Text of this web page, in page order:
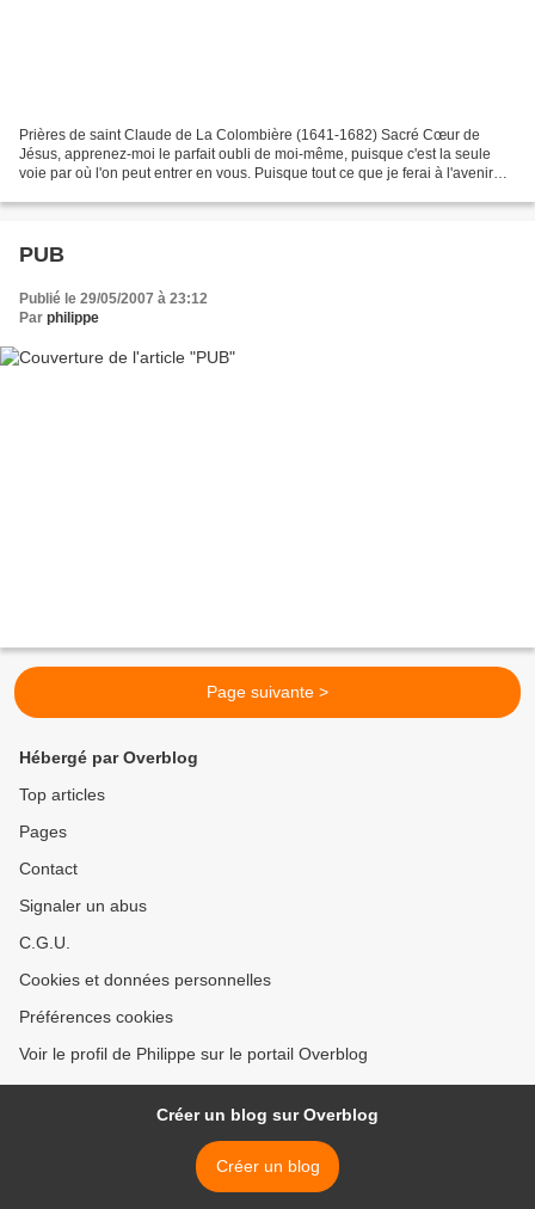
Prières de saint Claude de La Colombière (1641-1682) Sacré Cœur de
Jésus, apprenez-moi le parfait oubli de moi-même, puisque c'est la seule
voie par où l'on peut entrer en vous. Puisque tout ce que je ferai à l'avenir
PUB
Publié le 29/05/2007 à 23:12
Par philippe
Page suivante >
Hébergé par Overblog
Top articles
Pages
Contact
Signaler un abus
C.G.U.
Cookies et données personnelles
Préférences cookies
Voir le profil de Philippe sur le portail Overblog
Créer un blog sur Overblog
Créer un blog